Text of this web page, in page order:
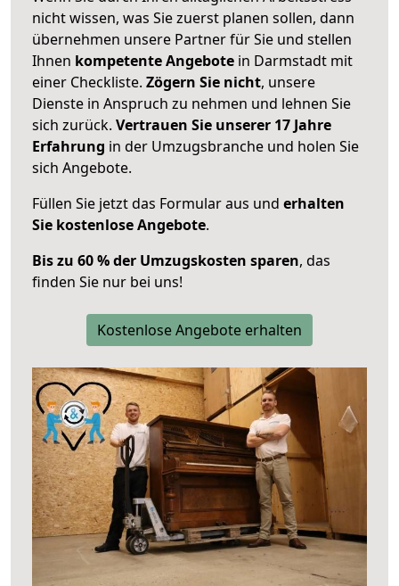
nicht wissen, was Sie zuerst planen sollen, dann
übernehmen unsere Partner für Sie und stellen
Ihnen kompetente Angebote in Darmstadt mit
einer Checkliste. Zögern Sie nicht, unsere
Dienste in Anspruch zu nehmen und lehnen Sie
sich zurück. Vertrauen Sie unserer 17 Jahre
Erfahrung in der Umzugsbranche und holen Sie
sich Angebote.
Füllen Sie jetzt das Formular aus und erhalten
Sie kostenlose Angebote.
Bis zu 60 % der Umzugskosten sparen, das
finden Sie nur bei uns!
Kostenlose Angebote erhalten